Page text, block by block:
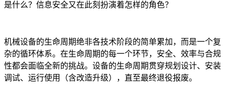
是什么？信息安全又在此刻扮演着怎样的角色？
机械设备的生命周期绝非各技术阶段的简单累加，而是一个复
杂的循环体系。在生命周期的每一个环节，安全、效率与合规
性都会面临全新的挑战。设备的生命周期贯穿规划设计、安装
调试、运行使用（含改造升级），直至最终退役报废。